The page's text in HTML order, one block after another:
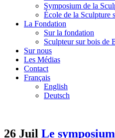
Symposium de la
École de la Sculpture
La Fondation
Sur la fondation
Sculpteur sur bois de
Sur nous
Les Médias
Contact
Français
English
Deutsch
26 Juil Le